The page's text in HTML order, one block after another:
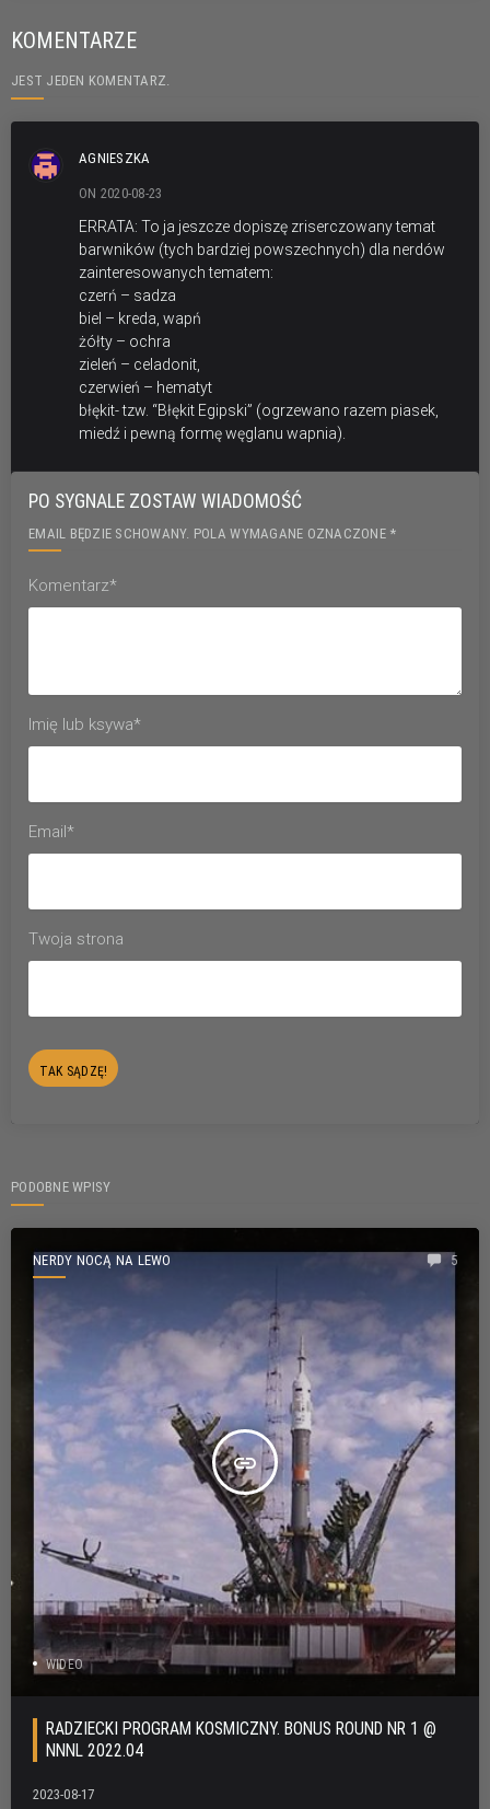
KOMENTARZE
JEST JEDEN KOMENTARZ.
AGNIESZKA
ON 2020-08-23
ERRATA: To ja jeszcze dopiszę zriserczowany temat
barwników (tych bardziej powszechnych) dla nerdów
zainteresowanych tematem:
czerń – sadza
biel – kreda, wapń
żółty – ochra
zieleń – celadonit,
czerwień – hematyt
błękit- tzw. “Błękit Egipski” (ogrzewano razem piasek,
miedź i pewną formę węglanu wapnia).
PO SYGNALE ZOSTAW WIADOMOŚĆ
EMAIL BĘDZIE SCHOWANY. POLA WYMAGANE OZNACZONE *
Komentarz*
Imię lub ksywa*
Email*
Twoja strona
PODOBNE WPISY
NERDY NOCĄ NA LEWO
insert_link
5
WIDEO
RADZIECKI PROGRAM KOSMICZNY. BONUS ROUND NR 1 @
NNNL 2022.04
2023-08-17